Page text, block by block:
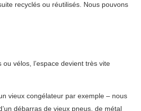
recyclés ou réutilisés. Nous pouvons
vélos, l’espace devient très vite
vieux congélateur par exemple – nous
débarras de vieux pneus, de métal